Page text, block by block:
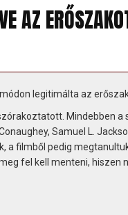
AZ
legitimálta az
Mindebben a
Samuel L.
a filmből pedig
fel kell menteni, hiszen